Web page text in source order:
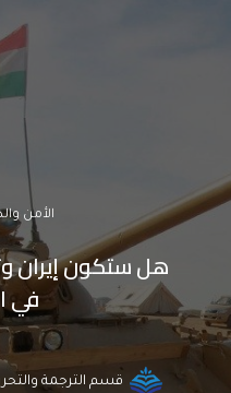
الأمن
هل ستكون إيران
في
قسم الترجمة